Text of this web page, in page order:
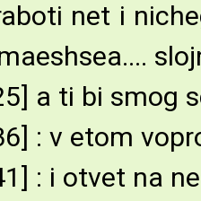
net i
a ti bi smog
: v etom
: i otvet na